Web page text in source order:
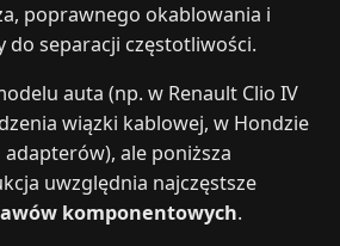
poprawnego okablowania i
do separacji częstotliwości.
auta (np. w Renault Clio IV
wiązki kablowej, w Hondzie
ale poniższa
uwzględnia najczęstsze
komponentowych.